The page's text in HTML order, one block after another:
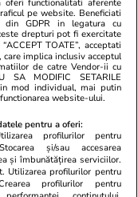
Fanatik.ro
Răzvan
după ce
„vânzarea”
mai iubit
celor care îl
FRF şi
functionalitati aferente
pe website. Beneficiati
GDPR in legatura cu
drepturi pot fi exercitate
TOATE”, acceptati
implica inclusiv acceptul
de catre Vendor-ii cu
SA MODIFIC SETARILE
mod individual, mai putin
website-ului.
pentru a oferi:
profilurilor pentru
și/sau accesarea
și îmbunătățirea serviciilor.
Utilizarea profilurilor pentru
profilurilor pentru